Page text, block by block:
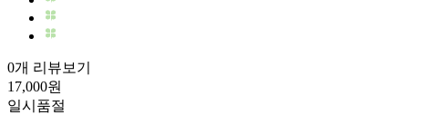
0개 리뷰보기
17,000원
일시품절